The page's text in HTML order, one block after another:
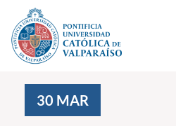
Click acá para ir directamente al
Investigación, Creación e
30 MAR